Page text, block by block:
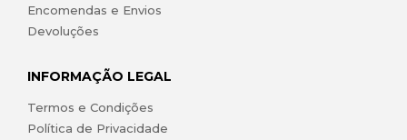
Encomendas e Envios
Devoluções
INFORMAÇÃO LEGAL
Termos e Condições
Política de Privacidade